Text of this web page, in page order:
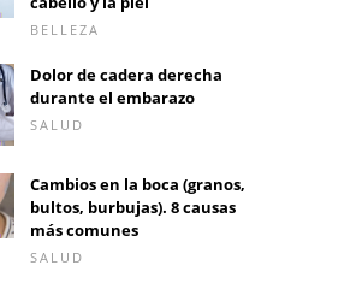
BELLEZA
Dolor de cadera derecha
durante el embarazo
SALUD
Cambios en la boca (granos,
bultos, burbujas). 8 causas
más comunes
SALUD